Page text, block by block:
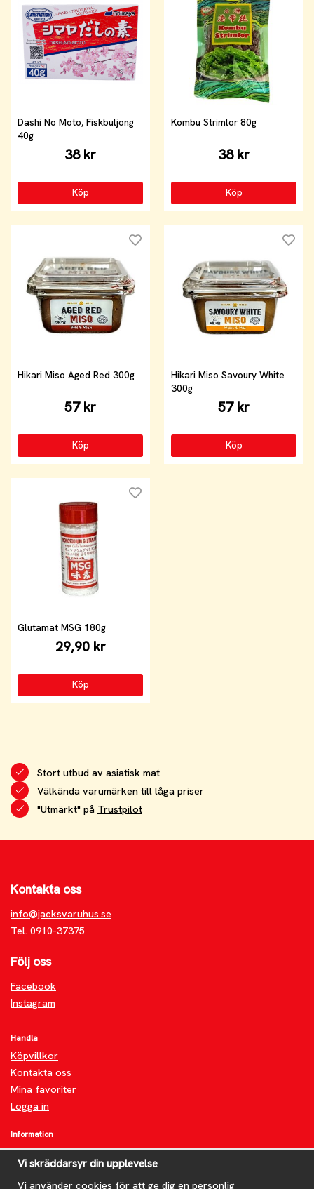
Dashi No Moto, Fiskbuljong
40g
38 kr
Köp
Kombu Strimlor 80g
38 kr
Köp
Hikari Miso Aged Red 300g
57 kr
Köp
Hikari Miso Savoury White
300g
57 kr
Köp
Glutamat MSG 180g
29,90 kr
Köp
Stort utbud av asiatisk mat
Välkända varumärken till låga priser
"Utmärkt" på Trustpilot
Kontakta oss
info@jacksvaruhus.se
Tel. 0910-37375
Följ oss
Facebook
Instagram
Handla
Köpvillkor
Kontakta oss
Mina favoriter
Logga in
Information
Om oss
FAQ
Nyheter
Vi skräddarsyr din upplevelse
Vi använder cookies för att ge dig en personlig